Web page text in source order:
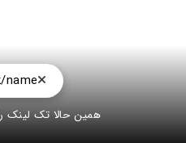
name
همین حالا تک لینک